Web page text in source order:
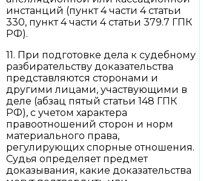
инстанций (пункт 4 части 4 статьи
330, пункт 4 части 4 статьи 379.7 ГПК
РФ).
11. При подготовке дела к судебному
разбирательству доказательства
представляются сторонами и
другими лицами, участвующими в
деле (абзац пятый статьи 148 ГПК
РФ), с учетом характера
правоотношений сторон и норм
материального права,
регулирующих спорные отношения.
Судья определяет предмет
доказывания, какие доказательства